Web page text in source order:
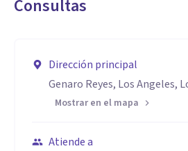
Consultas
Dirección principal
Genaro Reyes, Los Angeles,
Mostrar en el mapa
Atiende a